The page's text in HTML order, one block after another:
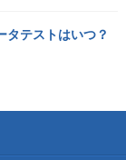
タテストはいつ？